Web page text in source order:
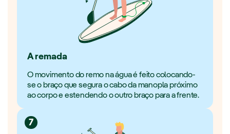
A remada
O movimento do remo na água é feito colocando-
se o braço que segura o cabo da manopla próximo
ao corpo e estendendo o outro braço para a frente.
7